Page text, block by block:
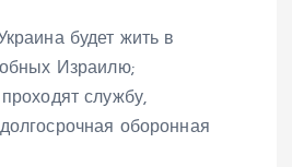
будет жить в
Израилю;
службу,
оборонная